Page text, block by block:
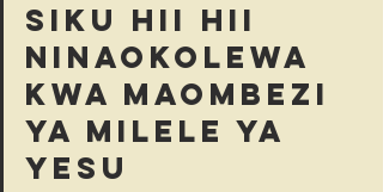
Siku hii hii
ninaokolewa
kwa maombezi
ya milele ya
Yesu